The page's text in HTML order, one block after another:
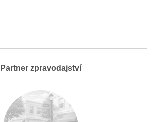
Partner zpravodajství